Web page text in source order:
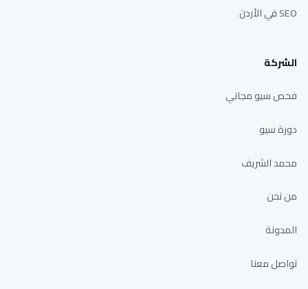
SEO في الأردن
الشركة
فحص سيو مجاني
دورة سيو
محمد الشريف
من نحن
المدونة
تواصل معنا